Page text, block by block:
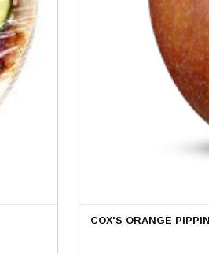
COX'S ORANGE PIPPIN